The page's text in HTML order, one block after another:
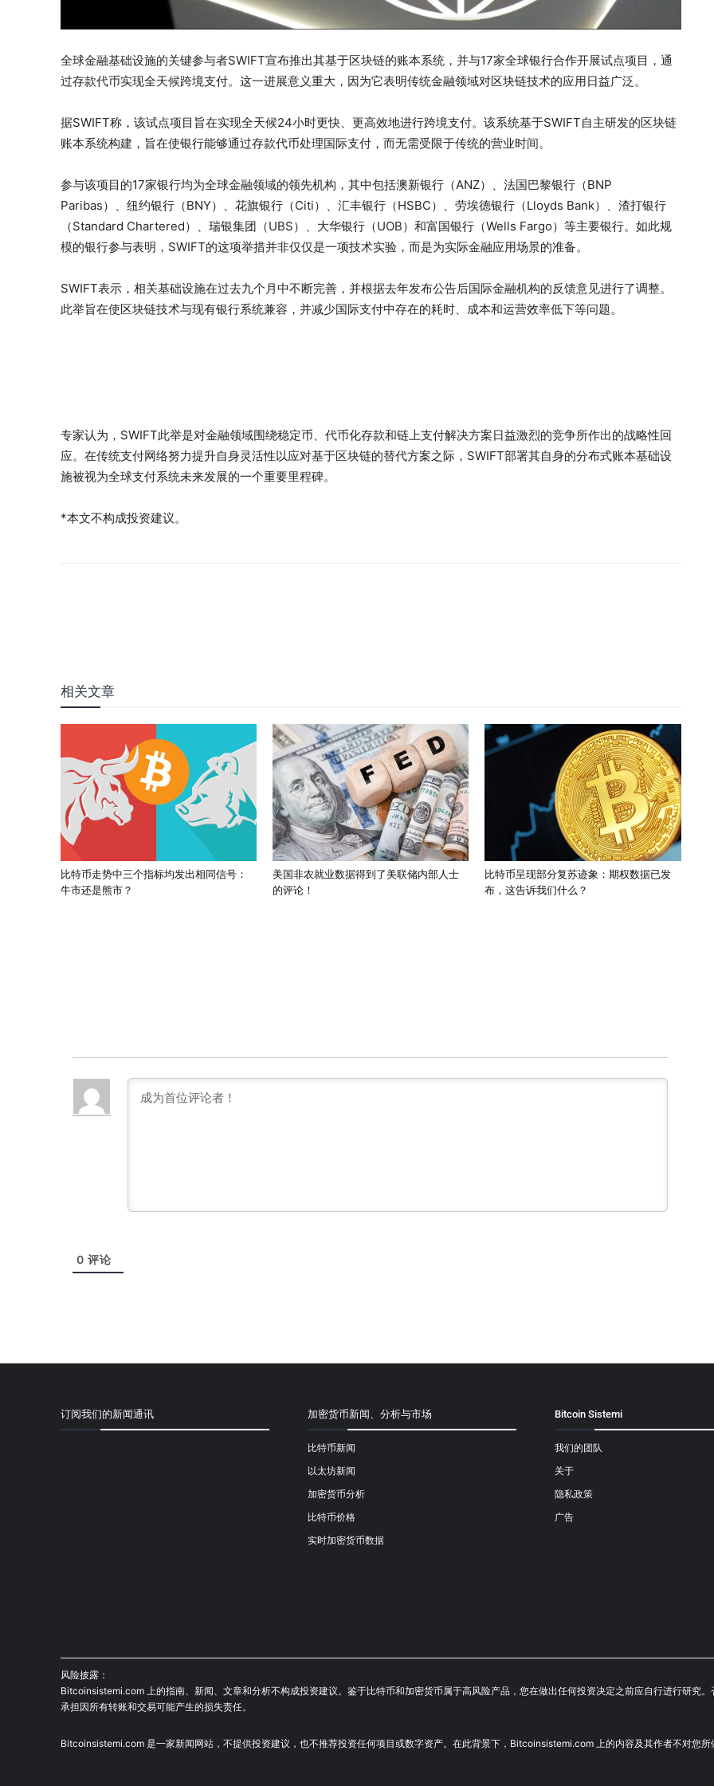
全球金融基础设施的关键参与者SWIFT宣布推出其基于区块链的账本系统，并与17家全球银行合作开展试点项目，通
过存款代币实现全天候跨境支付。这一进展意义重大，因为它表明传统金融领域对区块链技术的应用日益广泛。
据SWIFT称，该试点项目旨在实现全天候24小时更快、更高效地进行跨境支付。该系统基于SWIFT自主研发的区块链
账本系统构建，旨在使银行能够通过存款代币处理国际支付，而无需受限于传统的营业时间。
参与该项目的17家银行均为全球金融领域的领先机构，其中包括澳新银行（ANZ）、法国巴黎银行（BNP
Paribas）、纽约银行（BNY）、花旗银行（Citi）、汇丰银行（HSBC）、劳埃德银行（Lloyds Bank）、渣打银行
（Standard Chartered）、瑞银集团（UBS）、大华银行（UOB）和富国银行（Wells Fargo）等主要银行。如此规
模的银行参与表明，SWIFT的这项举措并非仅仅是一项技术实验，而是为实际金融应用场景的准备。
SWIFT表示，相关基础设施在过去九个月中不断完善，并根据去年发布公告后国际金融机构的反馈意见进行了调整。
此举旨在使区块链技术与现有银行系统兼容，并减少国际支付中存在的耗时、成本和运营效率低下等问题。
专家认为，SWIFT此举是对金融领域围绕稳定币、代币化存款和链上支付解决方案日益激烈的竞争所作出的战略性回
应。在传统支付网络努力提升自身灵活性以应对基于区块链的替代方案之际，SWIFT部署其自身的分布式账本基础设
施被视为全球支付系统未来发展的一个重要里程碑。
*本文不构成投资建议。
相关文章
比特币走势中三个指标均发出相同信号：
牛市还是熊市？
美国非农就业数据得到了美联储内部人士
的评论！
比特币呈现部分复苏迹象：期权数据已发
布，这告诉我们什么？
0 评论
订阅我们的新闻通讯 加密货币新闻、分析与市场
比特币新闻
以太坊新闻
加密货币分析
比特币价格
实时加密货币数据
Bitcoin Sistemi
我们的团队
关于
隐私政策
广告
风险披露：
Bitcoinsistemi.com 上的指南、新闻、文章和分析不构成投资建议。鉴于比特币和加密货币属于高风险产品，您在做出任何投资决定之前应自行进行研究
承担因所有转账和交易可能产生的损失责任。
Bitcoinsistemi.com 是一家新闻网站，不提供投资建议，也不推荐投资任何项目或数字资产。在此背景下，Bitcoinsistemi.com 上的内容及其作者不对您